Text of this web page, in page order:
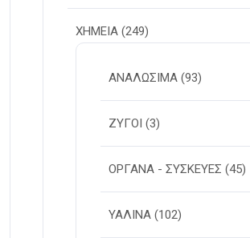
ΧΗΜΕΙΑ (249)
ΑΝΑΛΩΣΙΜΑ (93)
ΖΥΓΟΙ (3)
ΟΡΓΑΝΑ - ΣΥΣΚΕΥΕΣ (45)
ΥΑΛΙΝΑ (102)